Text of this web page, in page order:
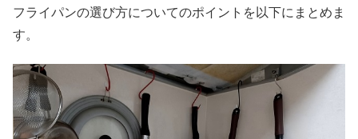
フライパンの選び方についてのポイントを以下にまとめま
す。